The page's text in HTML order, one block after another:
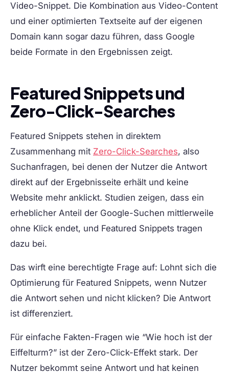
Video-Snippet. Die Kombination aus Video-Content
und einer optimierten Textseite auf der eigenen
Domain kann sogar dazu führen, dass Google
beide Formate in den Ergebnissen zeigt.
Featured Snippets und
Zero-Click-Searches
Featured Snippets stehen in direktem
Zusammenhang mit Zero-Click-Searches, also
Suchanfragen, bei denen der Nutzer die Antwort
direkt auf der Ergebnisseite erhält und keine
Website mehr anklickt. Studien zeigen, dass ein
erheblicher Anteil der Google-Suchen mittlerweile
ohne Klick endet, und Featured Snippets tragen
dazu bei.
Das wirft eine berechtigte Frage auf: Lohnt sich die
Optimierung für Featured Snippets, wenn Nutzer
die Antwort sehen und nicht klicken? Die Antwort
ist differenziert.
Für einfache Fakten-Fragen wie “Wie hoch ist der
Eiffelturm?” ist der Zero-Click-Effekt stark. Der
Nutzer bekommt seine Antwort und hat keinen